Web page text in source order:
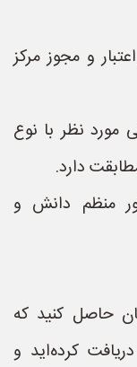
و مجوز مرکز
مورد نظر با نوع
دارد.
منظم دانش و
حاصل کنید که
کرده‌اید و